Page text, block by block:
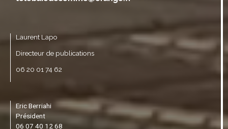
Laurent Lapo
Directeur de publications
06 20 01 74 62
Eric Berriahi
Président
06 07 40 12 68